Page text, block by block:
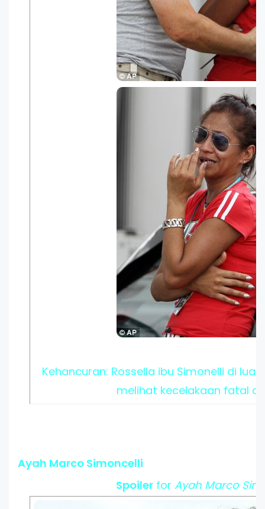
Kehancuran: Rossella ibu Simonelli di
melihat kecelakaan fatal
Ayah Marco Simoncelli
Spoilerfor Ayah Marco